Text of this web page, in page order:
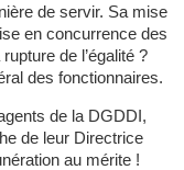
de servir. Sa mise
en concurrence des
de l’égalité ?
des fonctionnaires.
de la DGDDI,
de leur Directrice
au mérite !